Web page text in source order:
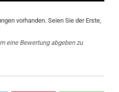
vorhanden. Seien Sie der Erste,
eine Bewertung abgeben zu